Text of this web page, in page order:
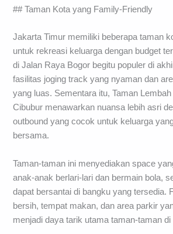
## Taman Kota yang Family-Friendly
Jakarta Timur memiliki beberapa taman
untuk rekreasi keluarga dengan budget
di Jalan Raya Bogor begitu populer di
fasilitas joging track yang nyaman dan
yang luas. Sementara itu, Taman
Cibubur menawarkan nuansa lebih asri
outbound yang cocok untuk keluarga
bersama.
Taman-taman ini menyediakan space
anak-anak berlari-lari dan bermain bola,
dapat bersantai di bangku yang tersedia.
bersih, tempat makan, dan area parkir
menjadi daya tarik utama taman-taman di